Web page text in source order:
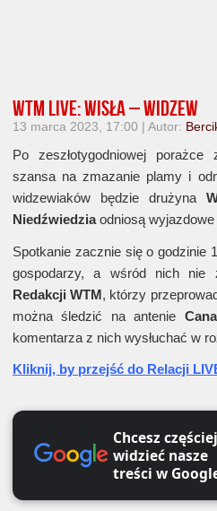
WTM Live: Wisła – Widzew
13 marca 2023, 17:00 | Autor:
Po zeszłotygodniowej
szansa na zmazanie plamy i
widzewiaków będzie drużyna
Niedźwiedziaodniosą
Spotkanie zacznie się o godzinie
gospodarzy, a wśród nich nie
Redakcji WTM, którzy
można śledzić na antenie
komentarza z nich wysłuchać w
Kliknij, by przejść do Relacji
Chcesz częściej
widzieć nasze
treści w